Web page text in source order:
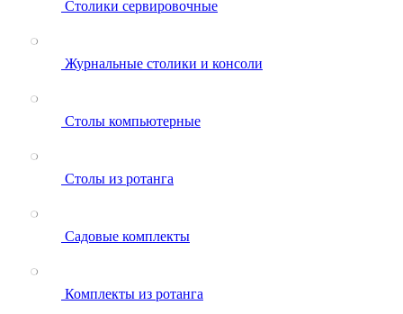
Столики сервировочные
Журнальные столики и консоли
Столы компьютерные
Столы из ротанга
Садовые комплекты
Комплекты из ротанга